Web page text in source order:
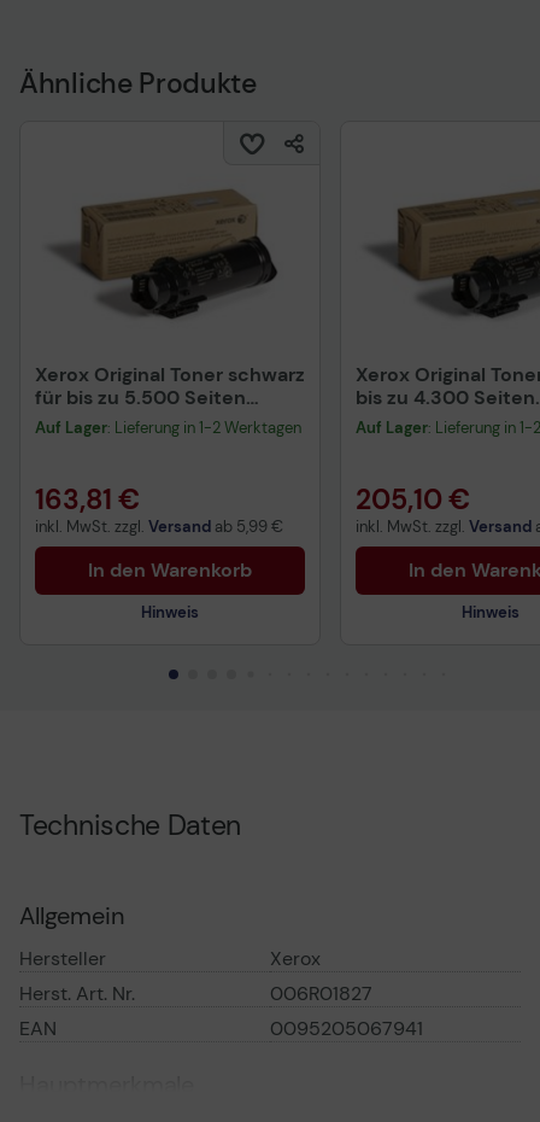
Ähnliche Produkte
Xerox Original Toner schwarz
für bis zu 5.500 Seiten
(106R03480)
Auf Lager: Lieferung in 1-2 Werktagen
163,81 €
inkl. MwSt. zzgl. Versand ab 5,99 €
In den Warenkorb
Hinweis
Xerox Original
bis zu 4.300 Seiten
(106R03692)
Auf Lager: Lieferung in
205,10 €
inkl. MwSt. zzgl. Versand
In den
Hinweis
Technische Daten
Allgemein
Hersteller
Xerox
Herst. Art. Nr.
006R01827
EAN
0095205067941